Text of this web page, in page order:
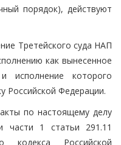
порядок), действуют
Третейского суда НАП
как вынесенное
исполнение которого
Российской Федерации.
по настоящему делу
части 1 статьи 291.11
кодекса Российской